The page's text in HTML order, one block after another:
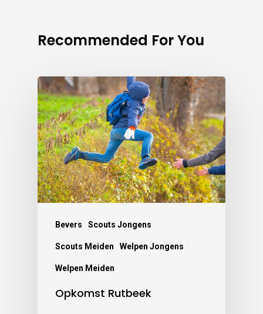
Recommended For You
Bevers Scouts Jongens
Scouts Meiden Welpen Jongens
Welpen Meiden
Opkomst Rutbeek